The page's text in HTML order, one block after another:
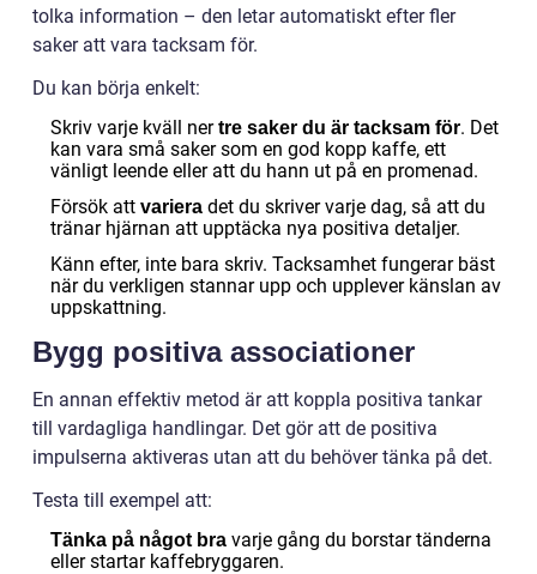
tolka information – den letar automatiskt efter fler
saker att vara tacksam för.
Du kan börja enkelt:
Skriv varje kväll nertre saker du är tacksam för. Det
kan vara små saker som en god kopp kaffe, ett
vänligt leende eller att du hann ut på en promenad.
Försök att variera det du skriver varje dag, så att du
tränar hjärnan att upptäcka nya positiva detaljer.
Känn efter, inte bara skriv. Tacksamhet fungerar bäst
när du verkligen stannar upp och upplever känslan av
uppskattning.
Bygg positiva associationer
En annan effektiv metod är att koppla positiva tankar
till vardagliga handlingar. Det gör att de positiva
impulserna aktiveras utan att du behöver tänka på det.
Testa till exempel att:
Tänka på något bra varje gång du borstar tänderna
eller startar kaffebryggaren.